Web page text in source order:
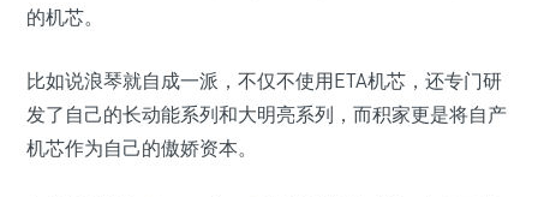
的机芯。
比如说浪琴就自成一派，不仅不使用ETA机芯，还专门研
发了自己的长动能系列和大明亮系列，而积家更是将自产
机芯作为自己的傲娇资本。